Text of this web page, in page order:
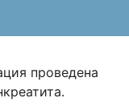
проведена